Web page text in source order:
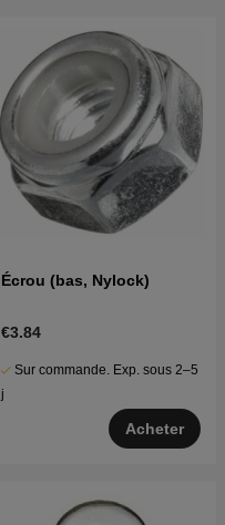
Écrou (bas, Nylock)
€3.84
Sur commande. Exp. sous 2–5
j
Acheter